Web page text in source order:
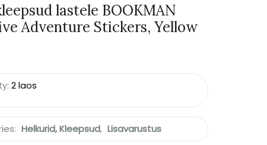
lastele BOOKMAN
Adventure Stickers, Yellow
2 laos
Helkurid, Kleepsud, Lisavarustus